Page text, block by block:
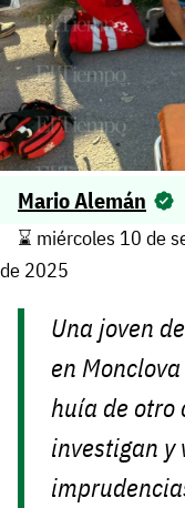
Mario Alemán
⌛️ miércoles 10 de
de 2025
Una joven
en
huía de otro
investigan y